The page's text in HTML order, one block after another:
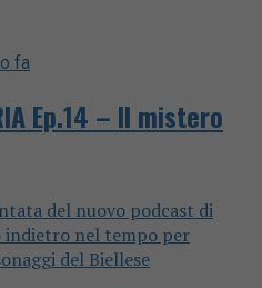
fa
Ep.14 – Il mistero
del nuovo podcast di
indietro nel tempo per
del Biellese